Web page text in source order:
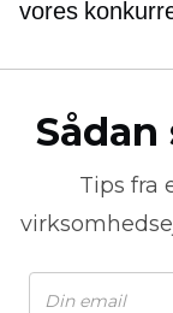
vores
Tips fra